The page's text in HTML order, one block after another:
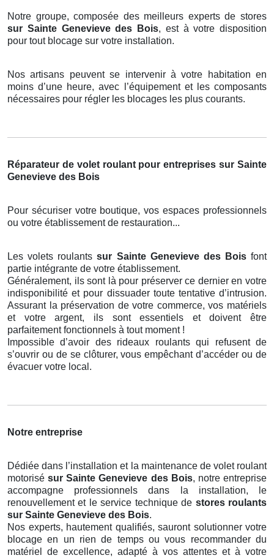
Notre groupe, composée des meilleurs experts de stores
sur Sainte Genevieve des Bois, est à votre disposition
pour tout blocage sur votre installation.
Nos artisans peuvent se intervenir à votre habitation en
moins d’une heure, avec l’équipement et les composants
nécessaires pour régler les blocages les plus courants.
Réparateur de volet roulant pour entreprises sur Sainte
Genevieve des Bois
Pour sécuriser votre boutique, vos espaces professionnels
ou votre établissement de restauration...
Les volets roulantssur Sainte Genevieve des Bois font
partie intégrante de votre établissement.
Généralement, ils sont là pour préserver ce dernier en votre
indisponibilité et pour dissuader toute tentative d’intrusion.
Assurant la préservation de votre commerce, vos matériels
et votre argent, ils sont essentiels et doivent être
parfaitement fonctionnels à tout moment !
Impossible d’avoir des rideaux roulants qui refusent de
s’ouvrir ou de se clôturer, vous empêchant d’accéder ou de
évacuer votre local.
Notre entreprise
Dédiée dans l’installation et la maintenance de volet roulant
motorisésur Sainte Genevieve des Bois, notre entreprise
accompagne professionnels dans la installation, le
renouvellement et le service technique de stores roulants
sur Sainte Genevieve des Bois.
Nos experts, hautement qualifiés, sauront solutionner votre
blocage en un rien de temps ou vous recommander du
matériel de excellence, adapté à vos attentes et à votre